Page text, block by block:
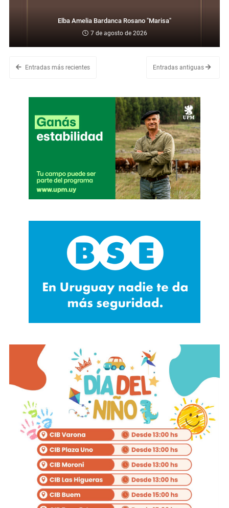
Elba Amelia Bardanca Rosano "Marisa"
7 de agosto de 2026
Entradas más recientes Entradas antiguas